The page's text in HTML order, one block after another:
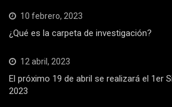
10 febrero, 2023
¿Qué es la carpeta de investigación?
12 abril, 2023
El próximo 19 de abril se realizará el 1er
2023